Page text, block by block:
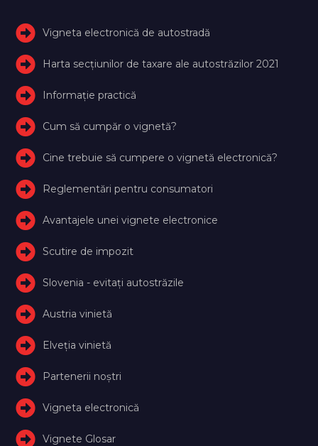
Vigneta electronică de autostradă
Harta secțiunilor de taxare ale autostrăzilor 2021
Informație practică
Cum să cumpăr o vignetă?
Cine trebuie să cumpere o vignetă electronică?
Reglementări pentru consumatori
Avantajele unei vignete electronice
Scutire de impozit
Slovenia - evitați autostrăzile
Austria vinietă
Elveţia vinietă
Partenerii noștri
Vigneta electronică
Vignete Glosar